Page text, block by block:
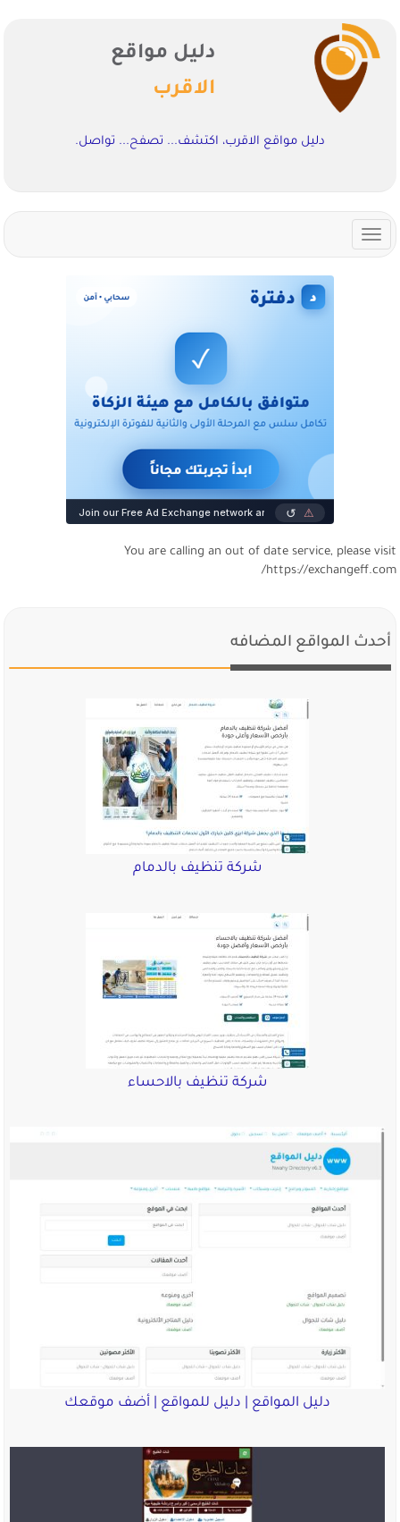
دليل مواقع
الاقرب
دليل مواقع الاقرب، اكتشف... تصفح... تواصل.
Toggle
navigation
You are calling an out of date service, please visit
https://exchangeff.com/
أحدث المواقع المضافه
شركة تنظيف بالدمام
شركة تنظيف بالاحساء
دليل المواقع | دليل للمواقع | أضف موقعك